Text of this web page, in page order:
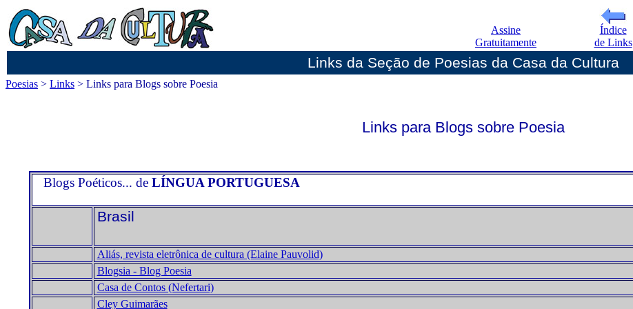
Assine
Gratuitamente
Índice
de Links
Links da Seção de Poesias da Casa da Cultura
Poesias > Links > Links para Blogs sobre Poesia
Links para Blogs sobre Poesia
Blogs Poéticos... de LÍNGUA PORTUGUESA
Brasil
Aliás, revista eletrônica de cultura (Elaine Pauvolid)
Blogsia - Blog Poesia
Casa de Contos (Nefertari)
Cley Guimarães